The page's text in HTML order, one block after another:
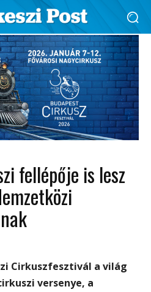
fellépője is lesz
Cirkuszfesztivál a világ
versenye, a